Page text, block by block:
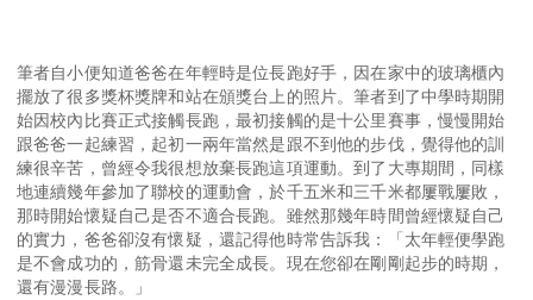
筆者自小便知道爸爸在年輕時是位長跑好手，因在家中的玻璃櫃內
擺放了很多獎杯獎牌和站在頒獎台上的照片。筆者到了中學時期開
始因校內比賽正式接觸長跑，最初接觸的是十公里賽事，慢慢開始
跟爸爸一起練習，起初一兩年當然是跟不到他的步伐，覺得他的訓
練很辛苦，曾經令我很想放棄長跑這項運動。到了大專期間，同樣
地連續幾年參加了聯校的運動會，於千五米和三千米都屢戰屢敗，
那時開始懷疑自己是否不適合長跑。雖然那幾年時間曾經懷疑自己
的實力，爸爸卻沒有懷疑，還記得他時常告訴我：「太年輕便學跑
是不會成功的，筋骨還未完全成長。現在您卻在剛剛起步的時期，
還有漫漫長路。」